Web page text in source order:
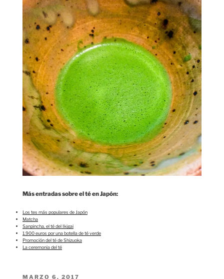
Más entradas sobre el té en Japón:
Los tes más populares de Japón
Matcha
Sanpincha, el té del Ikigai
1.900 euros por una botella de té verde
Promoción del té de Shizuoka
La ceremonia del té
PUBLICADO
MARZO 6, 2017